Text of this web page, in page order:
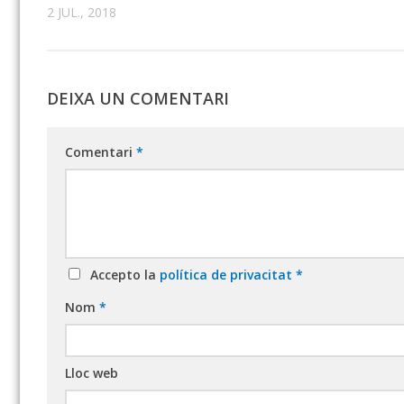
2 JUL., 2018
DEIXA UN COMENTARI
Comentari *
Accepto la política de privacitat *
Nom *
Lloc web